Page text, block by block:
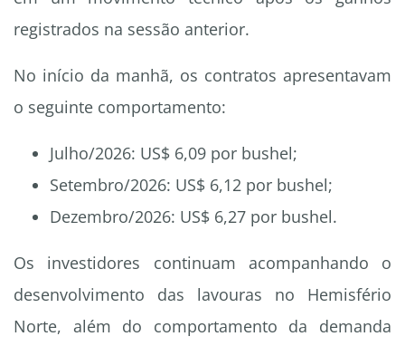
registrados na sessão anterior.
No início da manhã, os contratos apresentavam
o seguinte comportamento:
Julho/2026: US$ 6,09 por bushel;
Setembro/2026: US$ 6,12 por bushel;
Dezembro/2026: US$ 6,27 por bushel.
Os investidores continuam acompanhando o
desenvolvimento das lavouras no Hemisfério
Norte, além do comportamento da demanda